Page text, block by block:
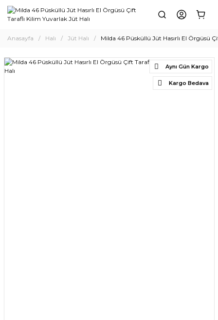
Anasayfa Halı Jüt Halı Milda 46 Püsküllü Jüt Hasırlı El Örgüsü
Aynı Gün Kargo
Kargo Bedava